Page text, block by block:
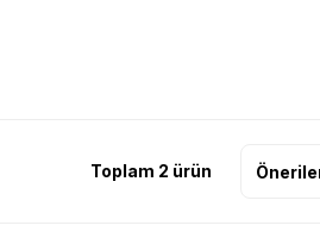
Toplam 2 ürün